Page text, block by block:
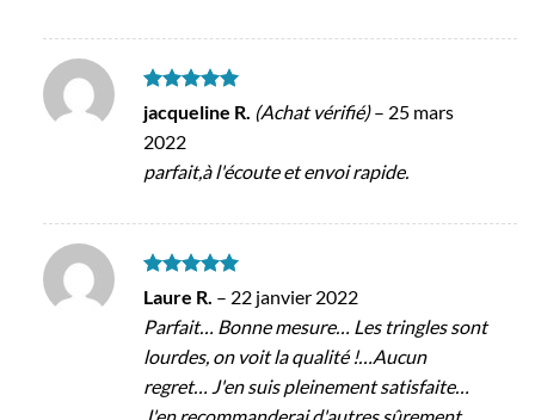
Note5sur
5
jacqueline R. (Achat vérifié) – 25 mars
2022
parfait,à l'écoute et envoi rapide.
Note5sur
5
Laure R. – 22 janvier 2022
Parfait… Bonne mesure… Les tringles sont
lourdes, on voit la qualité !…Aucun
regret… J'en suis pleinement satisfaite…